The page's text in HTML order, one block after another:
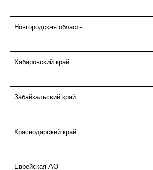
Новгородская область
Хабаровский край
Забайкальский край
Краснодарский край
Еврейская АО